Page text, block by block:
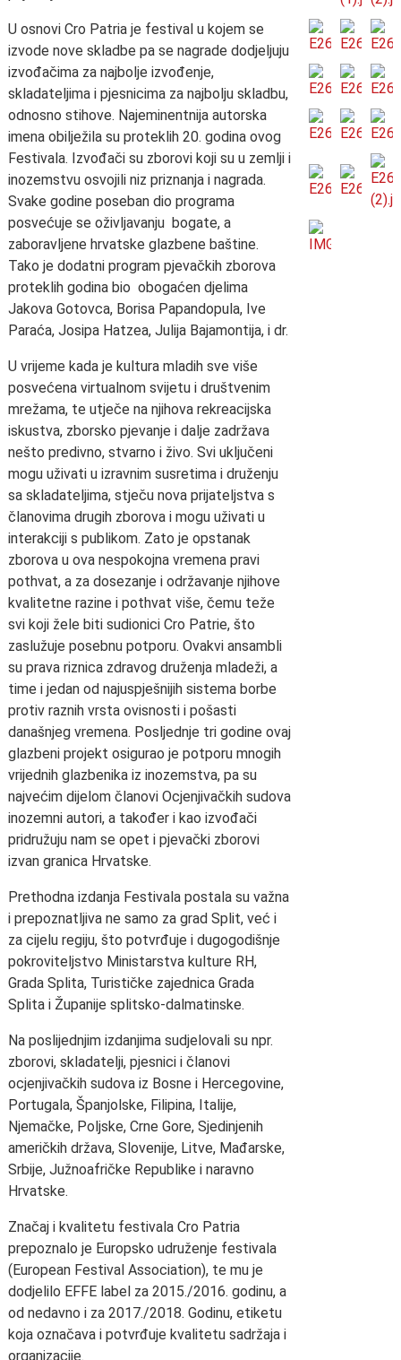
U osnovi Cro Patria je festival u kojem se
izvode nove skladbe pa se nagrade dodjeljuju
izvođačima za najbolje izvođenje,
skladateljima i pjesnicima za najbolju skladbu,
odnosno stihove. Najeminentnija autorska
imena obilježila su proteklih 20. godina ovog
Festivala. Izvođači su zborovi koji su u zemlji i
inozemstvu osvojili niz priznanja i nagrada.
Svake godine poseban dio programa
posvećuje se oživljavanju bogate, a
zaboravljene hrvatske glazbene baštine.
Tako je dodatni program pjevačkih zborova
proteklih godina bio obogaćen djelima
Jakova Gotovca, Borisa Papandopula, Ive
Paraća, Josipa Hatzea, Julija Bajamontija, i dr.
U vrijeme kada je kultura mladih sve više
posvećena virtualnom svijetu i društvenim
mrežama, te utječe na njihova rekreacijska
iskustva, zborsko pjevanje i dalje zadržava
nešto predivno, stvarno i živo. Svi uključeni
mogu uživati u izravnim susretima i druženju
sa skladateljima, stječu nova prijateljstva s
članovima drugih zborova i mogu uživati u
interakciji s publikom. Zato je opstanak
zborova u ova nespokojna vremena pravi
pothvat, a za dosezanje i održavanje njihove
kvalitetne razine i pothvat više, čemu teže
svi koji žele biti sudionici Cro Patrie, što
zaslužuje posebnu potporu. Ovakvi ansambli
su prava riznica zdravog druženja mladeži, a
time i jedan od najuspješnijih sistema borbe
protiv raznih vrsta ovisnosti i pošasti
današnjeg vremena. Posljednje tri godine ovaj
glazbeni projekt osigurao je potporu mnogih
vrijednih glazbenika iz inozemstva, pa su
najvećim dijelom članovi Ocjenjivačkih sudova
inozemni autori, a također i kao izvođači
pridružuju nam se opet i pjevački zborovi
izvan granica Hrvatske.
Prethodna izdanja Festivala postala su važna
i prepoznatljiva ne samo za grad Split, već i
za cijelu regiju, što potvrđuje i dugogodišnje
pokroviteljstvo Ministarstva kulture RH,
Grada Splita, Turističke zajednica Grada
Splita i Županije splitsko-dalmatinske.
Na poslijednjim izdanjima sudjelovali su npr.
zborovi, skladatelji, pjesnici i članovi
ocjenjivačkih sudova iz Bosne i Hercegovine,
Portugala, Španjolske, Filipina, Italije,
Njemačke, Poljske, Crne Gore, Sjedinjenih
američkih država, Slovenije, Litve, Mađarske,
Srbije, Južnoafričke Republike i naravno
Hrvatske.
Značaj i kvalitetu festivala Cro Patria
prepoznalo je Europsko udruženje festivala
(European Festival Association), te mu je
dodjelilo EFFE label za 2015./2016. godinu, a
od nedavno i za 2017./2018. Godinu, etiketu
koja označava i potvrđuje kvalitetu sadržaja i
organizacije.